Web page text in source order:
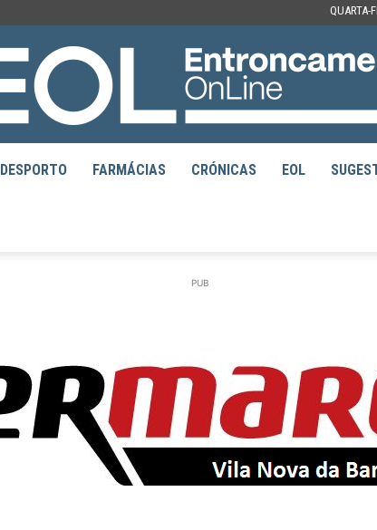
QUARTA-
EntroncamentoOnline
DESPORTO FARMÁCIAS CRÓNICAS EOL
PUB